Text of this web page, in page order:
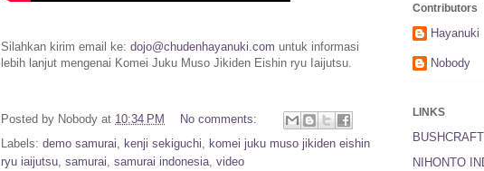
Silahkan kirim email ke: dojo@chudenhayanuki.com untuk informasi
lebih lanjut mengenai Komei Juku Muso Jikiden Eishin ryu Iaijutsu.
Posted by Nobody at 10:34 PM
No comments:
Labels: demo samurai kenji sekiguchi
komei juku muso jikiden eishin
ryu iaijutsu samurai samurai indonesia video
Contributors
Hayanuki
Nobody
LINKS
NIHONTO